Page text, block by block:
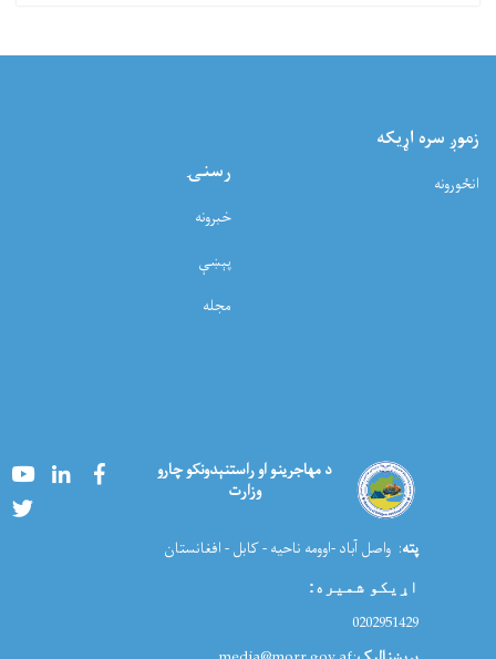
زموږ سره اړيکه
انځورونه رسنۍ
خبرونه
پېښې
مجله
د مهاجرینو او راستنېدونکو چارو
وزارت
YoutubeLinkedInFacebook
پته: واصل آباد -اوومه ناحیه - کابل - افغانستان
اړیکو شمیره:
0202951429